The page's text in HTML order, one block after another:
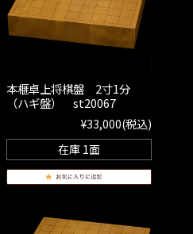
本榧卓上将棋盤 2寸1分
（ハギ盤） st20067
¥33,000(税込)
在庫 1面